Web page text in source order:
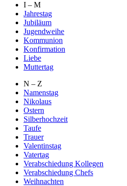
I – M
Jahrestag
Jubiläum
Jugendweihe
Kommunion
Konfirmation
Liebe
Muttertag
N – Z
Namenstag
Nikolaus
Ostern
Silberhochzeit
Taufe
Trauer
Valentinstag
Vatertag
Verabschiedung Kollegen
Verabschiedung Chefs
Weihnachten